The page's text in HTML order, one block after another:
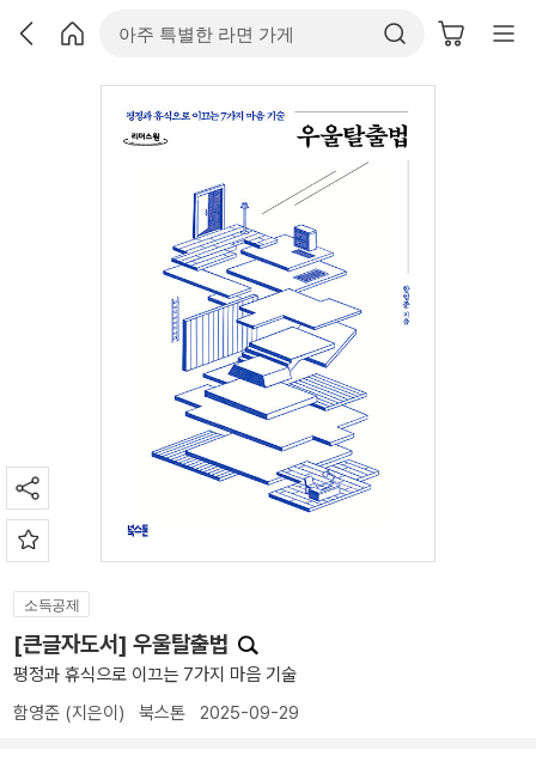
소득공제
[큰글자도서] 우울탈출법
평정과 휴식으로 이끄는 7가지 마음 기술
함영준 (지은이) 북스톤 2025-09-29